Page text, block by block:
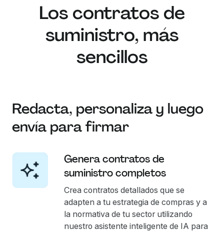
Los contratos de
suministro, más
sencillos
Redacta, personaliza y luego
envía para firmar
Genera contratos de
suministro completos
Crea contratos detallados que se
adapten a tu estrategia de compras y a
la normativa de tu sector utilizando
nuestro asistente inteligente de IA para